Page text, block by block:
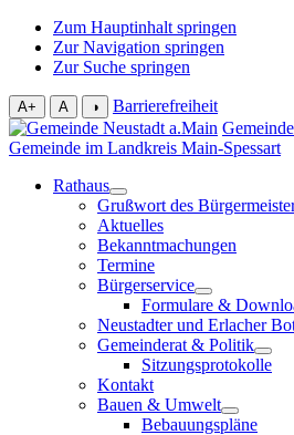
Zum Hauptinhalt springen
Zur Navigation springen
Zur Suche springen
A+ A ◑
Barrierefreiheit
Gemeinde im Landkreis Main-Spessart
Rathaus
Grußwort des
Aktuelles
Bekanntmachungen
Termine
Bürgerservice
Formulare &
Neustadter und Erlacher
Gemeinderat & Politik
Sitzungsprotokolle
Kontakt
Bauen & Umwelt
Bebauungspläne